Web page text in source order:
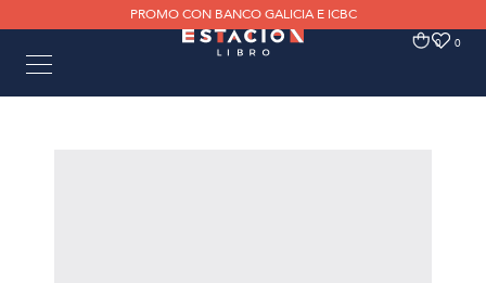
PROMO CON BANCO GALICIA E ICBC
0 0